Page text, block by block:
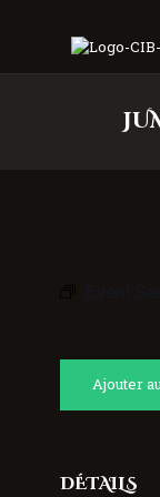
Event
Ajouter
DÉTAILS